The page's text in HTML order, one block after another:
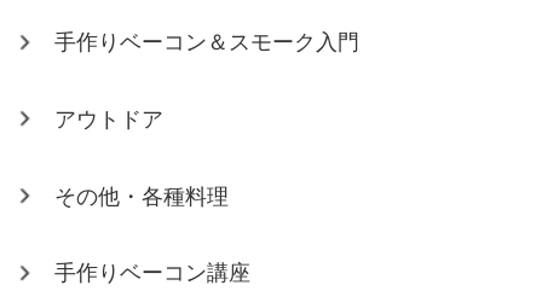
手作りベーコン＆スモーク入門
アウトドア
その他・各種料理
手作りベーコン講座